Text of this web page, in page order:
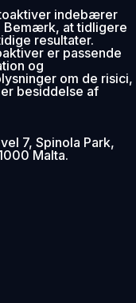
indebærer
Bemærk, at tidligere
resultater.
er passende
og
om de risici,
besiddelse af
7, Spinola Park,
Malta.